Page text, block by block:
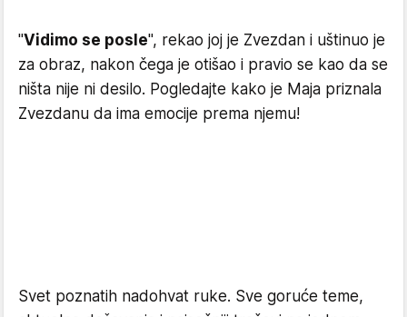
"Vidimo se posle", rekao joj je Zvezdan i uštinuo je
za obraz, nakon čega je otišao i pravio se kao da se
ništa nije ni desilo. Pogledajte kako je Maja priznala
Zvezdanu da ima emocije prema njemu!
Svet poznatih nadohvat ruke. Sve goruće teme,